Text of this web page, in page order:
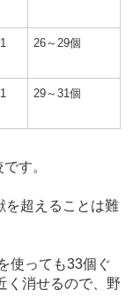
26～29個
29～31個
す。
を超えることは難
使っても33個ぐ
く消せるので、野